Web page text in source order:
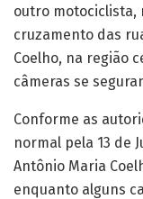
outro motociclista,
cruzamento das
Coelho, na região
câmeras se
Conforme as
normal pela 13 de
Antônio Maria
enquanto alguns